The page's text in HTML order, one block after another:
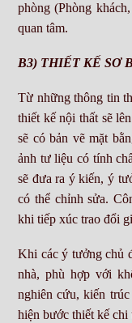
phòng (Phòng
quan tâm.
B3) THIẾT KẾ SƠ
Từ những thông tin
thiết kế nội thất sẽ
sẽ có bản vẽ mặt
ảnh tư liệu có tính
sẽ đưa ra ý kiến, ý
có thể chỉnh sửa.
khi tiếp xúc trao đổi
Khi các ý tưởng chủ
nhà, phù hợp với
nghiên cứu, kiến
hiện bước thiết kế chi